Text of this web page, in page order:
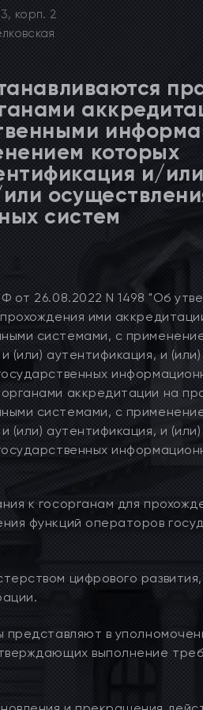
корп. 2
которых
и/или
систем
от 26.08.2022 N 1498 "Об
ими
системами, с
(или) аутентификация, и
аккредитации на
системами, с
(или) аутентификация, и
к госорганам для
функций операторов
цифрового развития,
представляют в
выполнение